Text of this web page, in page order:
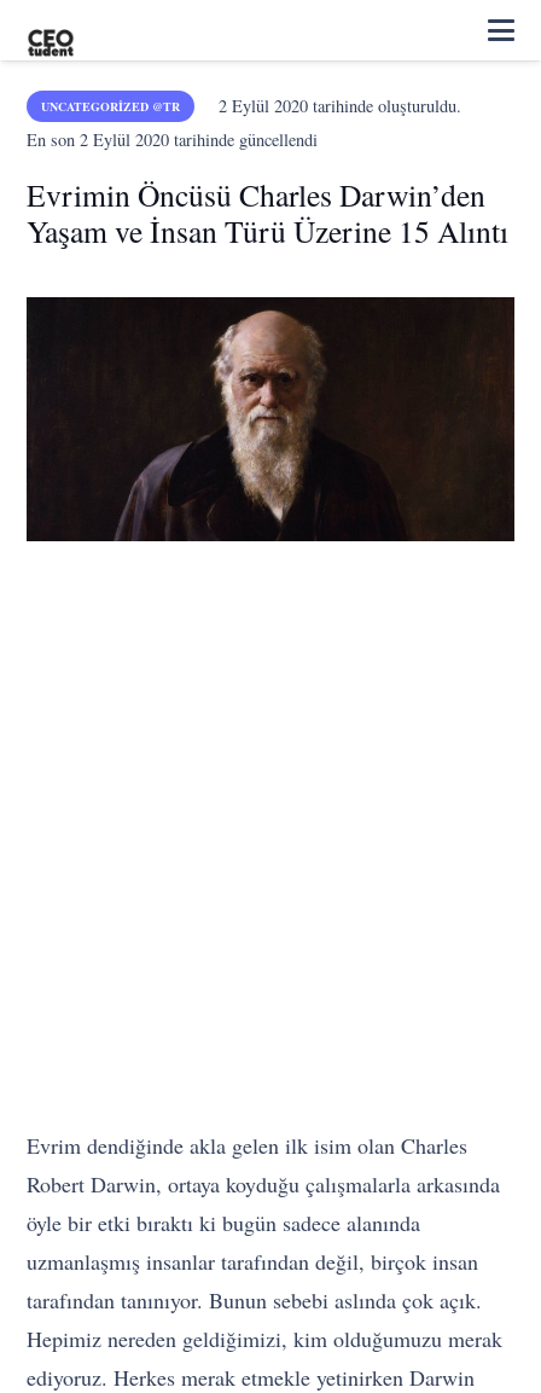
UNCATEGORIZED @TR 2 Eylül 2020tarihinde oluşturuldu.
En son2 Eylül 2020 tarihinde güncellendi
Evrimin Öncüsü Charles Darwin’den
Yaşam ve İnsan Türü Üzerine 15 Alıntı
Evrim dendiğinde akla gelen ilk isim olan Charles
Robert Darwin, ortaya koyduğu çalışmalarla arkasında
öyle bir etki bıraktı ki bugün sadece alanında
uzmanlaşmış insanlar tarafından değil, birçok insan
tarafından tanınıyor. Bunun sebebi aslında çok açık.
Hepimiz nereden geldiğimizi, kim olduğumuzu merak
ediyoruz. Herkes merak etmekle yetinirken Darwin